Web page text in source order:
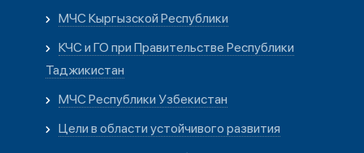
МЧС Кыргызской Республики
КЧС и ГО при Правительстве Республики
Таджикистан
МЧС Республики Узбекистан
Цели в области устойчивого развития